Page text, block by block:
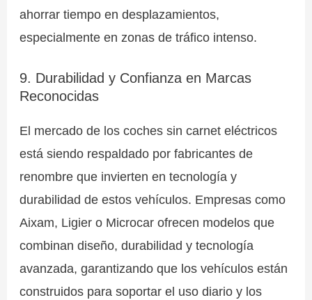
ahorrar tiempo en desplazamientos,
especialmente en zonas de tráfico intenso.
9. Durabilidad y Confianza en Marcas
Reconocidas
El mercado de los coches sin carnet eléctricos
está siendo respaldado por fabricantes de
renombre que invierten en tecnología y
durabilidad de estos vehículos. Empresas como
Aixam, Ligier o Microcar ofrecen modelos que
combinan diseño, durabilidad y tecnología
avanzada, garantizando que los vehículos están
construidos para soportar el uso diario y los